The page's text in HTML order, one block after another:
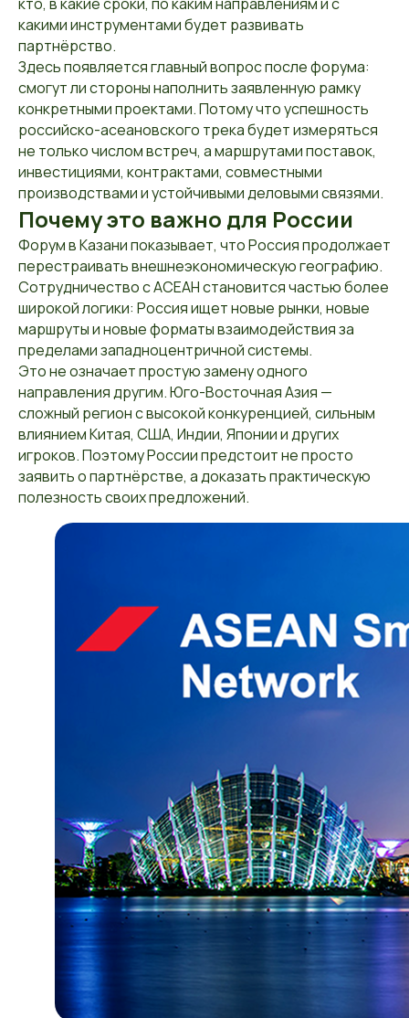
какими инструментами будет развивать
партнёрство.
Здесь появляется главный вопрос после форума:
смогут ли стороны наполнить заявленную рамку
конкретными проектами. Потому что успешность
российско-асеановского трека будет измеряться
не только числом встреч, а маршрутами поставок,
инвестициями, контрактами, совместными
производствами и устойчивыми деловыми связями.
Почему это важно для России
Форум в Казани показывает, что Россия продолжает
перестраивать внешнеэкономическую географию.
Сотрудничество с АСЕАН становится частью более
широкой логики: Россия ищет новые рынки, новые
маршруты и новые форматы взаимодействия за
пределами западноцентричной системы.
Это не означает простую замену одного
направления другим. Юго-Восточная Азия —
сложный регион с высокой конкуренцией, сильным
влиянием Китая, США, Индии, Японии и других
игроков. Поэтому России предстоит не просто
заявить о партнёрстве, а доказать практическую
полезность своих предложений.